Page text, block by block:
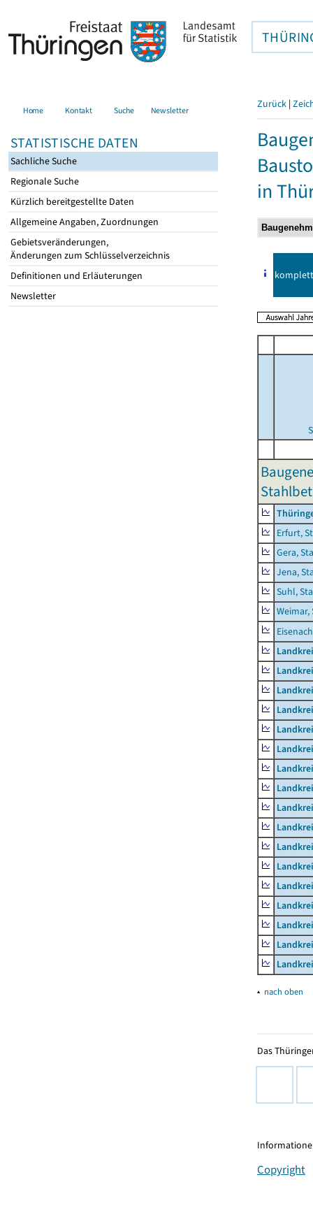
Home Kontakt Suche Newsletter
STATISTISCHE DATEN
Sachliche Suche
Regionale Suche
Kürzlich bereitgestellte Daten
Allgemeine Angaben, Zuordnungen
Gebietsveränderungen,
Änderungen zum Schlüsselverzeichnis
Definitionen und Erläuterungen
Newsletter
Zurück |
in
komplett
Erfurt,
Gera,
Jena,
Suhl,
Weimar,
▴ nach oben
Das
Copyright